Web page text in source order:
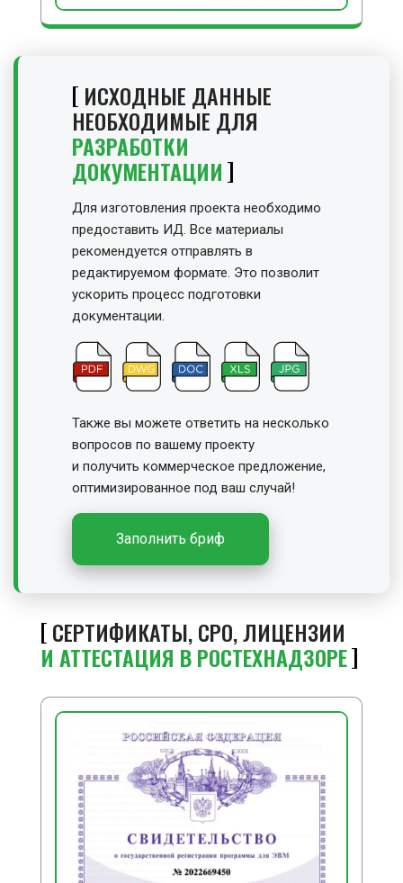
ИСХОДНЫЕ ДАННЫЕ
НЕОБХОДИМЫЕ ДЛЯ
РАЗРАБОТКИ
ДОКУМЕНТАЦИИ
Для изготовления проекта необходимо
предоставить ИД. Все материалы
рекомендуется отправлять в
редактируемом формате. Это позволит
ускорить процесс подготовки
документации.
Также вы можете ответить на несколько
вопросов по вашему проекту
и получить коммерческое предложение,
оптимизированное под ваш случай!
Заполнить бриф
СЕРТИФИКАТЫ, СРО, ЛИЦЕНЗИИ
И АТТЕСТАЦИЯ В РОСТЕХНАДЗОРЕ